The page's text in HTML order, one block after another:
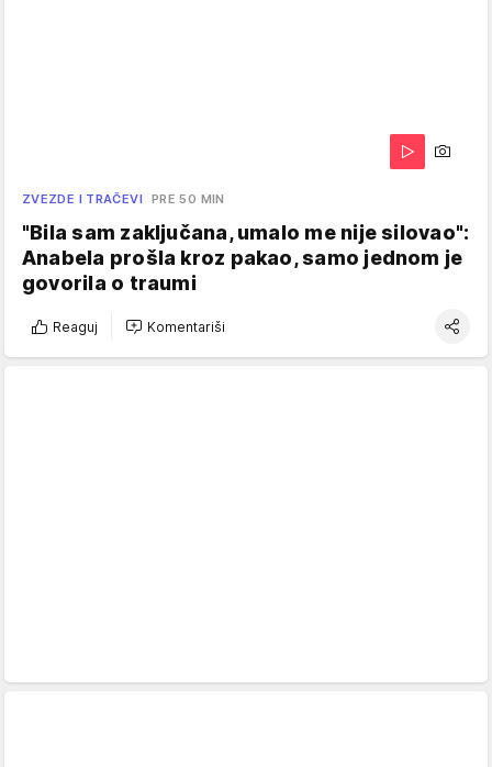
ZVEZDE I TRAČEVI PRE 50 MIN
"Bila sam zaključana, umalo me nije silovao":
Anabela prošla kroz pakao, samo jednom je
govorila o traumi
Reaguj Komentariši